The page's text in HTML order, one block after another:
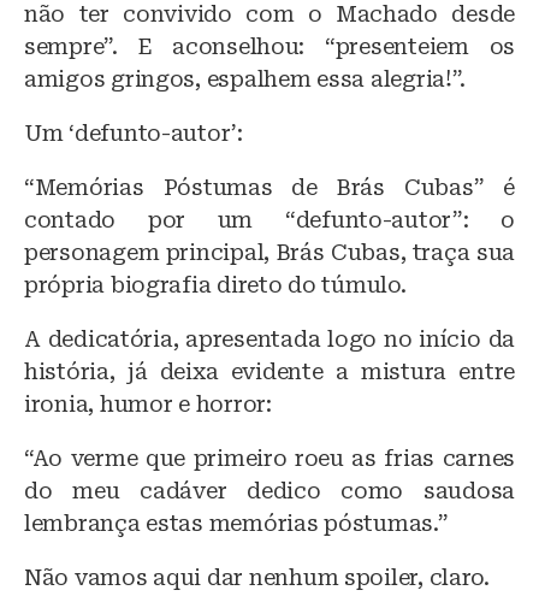
não ter convivido com o Machado desde
sempre”. E aconselhou: “presenteiem os
amigos gringos, espalhem essa alegria!”.
Um ‘defunto-autor’:
“Memórias Póstumas de Brás Cubas” é
contado por um “defunto-autor”: o
personagem principal, Brás Cubas, traça sua
própria biografia direto do túmulo.
A dedicatória, apresentada logo no início da
história, já deixa evidente a mistura entre
ironia, humor e horror:
“Ao verme que primeiro roeu as frias carnes
do meu cadáver dedico como saudosa
lembrança estas memórias póstumas.”
Não vamos aqui dar nenhum spoiler, claro.